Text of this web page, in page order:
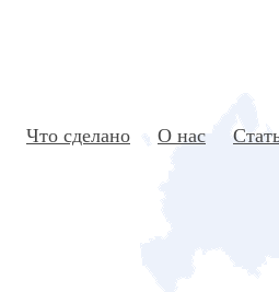
Что сделано О нас